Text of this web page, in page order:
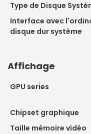
Type de Disque
Interface avec
disque dur système
Affichage
GPU series
Chipset graphique
Taille mémoire vidéo